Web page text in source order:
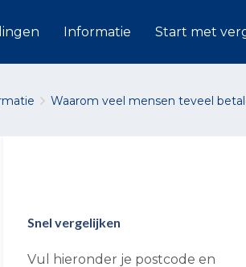
Informatie Start met
Waarom veel mensen teveel
Snel vergelijken
Vul hieronder je postcode en